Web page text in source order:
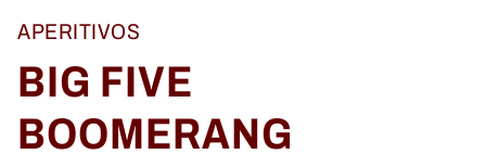
APERITIVOS
BIG FIVE
BOOMERANG